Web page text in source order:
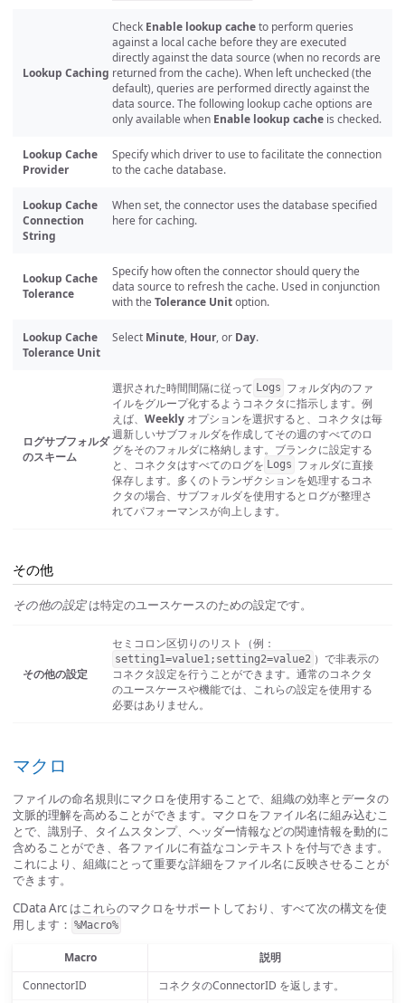
Lookup Caching
Check Enable lookup cacheto perform queries
against a local cache before they are executed
directly against the data source (when no records are
returned from the cache). When left unchecked (the
default), queries are performed directly against the
data source. The following lookup cache options are
only available when Enable lookup cache is checked.
Lookup Cache
Provider
Specify which driver to use to facilitate the connection
to the cache database.
Lookup Cache
Connection
String
When set, the connector uses the database specified
here for caching.
Lookup Cache
Tolerance
Specify how often the connector should query the
data source to refresh the cache. Used in conjunction
with the Tolerance Unitoption.
Lookup Cache
Tolerance Unit
Select Minute, Hour, or Day.
ログサブフォルダ
のスキーム
選択された時間間隔に従って Logs フォルダ内のファ
イルをグループ化するようコネクタに指示します。例
えば、 Weekly オプションを選択すると、コネクタは毎
週新しいサブフォルダを作成してその週のすべてのロ
グをそのフォルダに格納します。ブランクに設定する
と、コネクタはすべてのログを Logs フォルダに直接
保存します。多くのトランザクションを処理するコネ
クタの場合、サブフォルダを使用するとログが整理さ
れてパフォーマンスが向上します。
その他
その他の設定は特定のユースケースのための設定です。
その他の設定
セミコロン区切りのリスト（例：
setting1=value1;setting2=value2 ）で非表示の
コネクタ設定を行うことができます。通常のコネクタ
のユースケースや機能では、これらの設定を使用する
必要はありません。
マクロ
ファイルの命名規則にマクロを使用することで、組織の効率とデータの
文脈的理解を高めることができます。マクロをファイル名に組み込むこ
とで、識別子、タイムスタンプ、ヘッダー情報などの関連情報を動的に
含めることができ、各ファイルに有益なコンテキストを付与できます。
これにより、組織にとって重要な詳細をファイル名に反映させることが
できます。
CData Arc はこれらのマクロをサポートしており、すべて次の構文を使
用します： %Macro%
Macro
説明
ConnectorID
コネクタのConnectorID を返します。